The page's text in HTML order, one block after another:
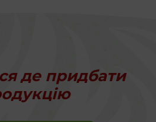
де придбати